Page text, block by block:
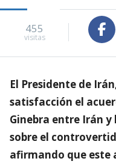
455
visitas
El Presidente de
satisfacción el
Ginebra entre Irán
sobre el
afirmando que este